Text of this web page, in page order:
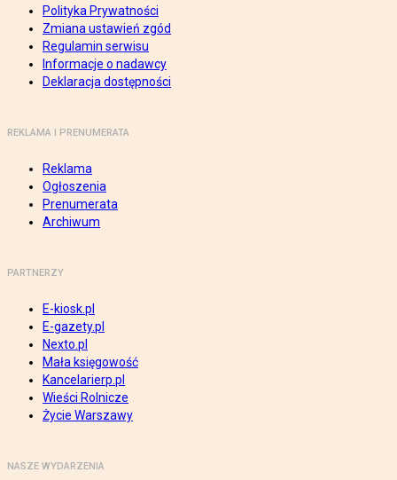
Polityka Prywatności
Zmiana ustawień zgód
Regulamin serwisu
Informacje o nadawcy
Deklaracja dostępności
REKLAMA I PRENUMERATA
Reklama
Ogłoszenia
Prenumerata
Archiwum
PARTNERZY
E-kiosk.pl
E-gazety.pl
Nexto.pl
Mała księgowość
Kancelarierp.pl
Wieści Rolnicze
Życie Warszawy
NASZE WYDARZENIA